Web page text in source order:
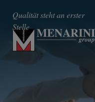
SKIP TO MAIN CONTENT
Qualität steht an erster
Stelle